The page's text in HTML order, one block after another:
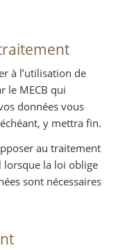
à l’utilisation de
le MECB qui
données vous
y mettra fin.
au traitement
lorsque la loi oblige
sont nécessaires